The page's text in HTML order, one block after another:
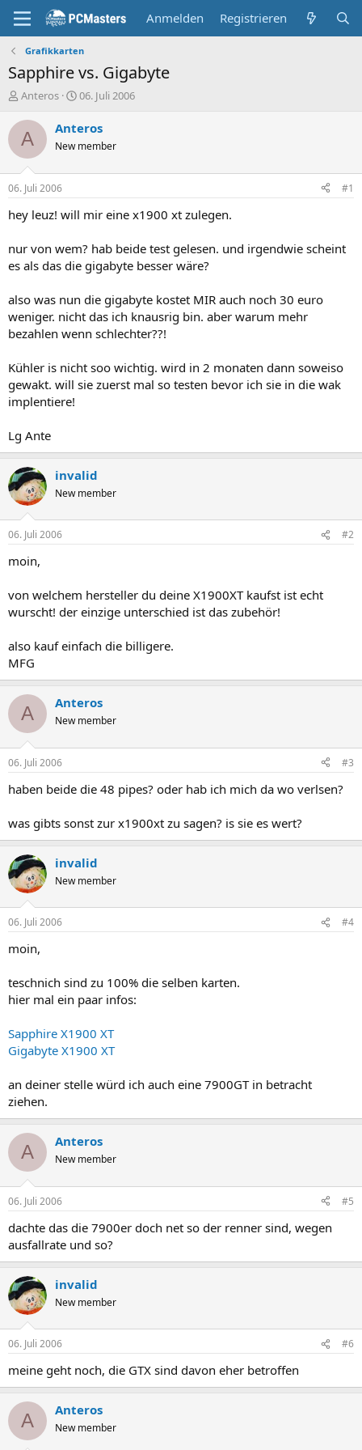
Anmelden Registrieren
Grafikkarten
Sapphire vs. Gigabyte
E
s
t
e
r
Anteros
E
s
e
t
a
06. Juli 2006
A Anteros
New member
06. Juli 2006 #1
hey leuz! will mir eine x1900 xt zulegen.
nur von wem? hab beide test gelesen. und irgendwie scheint
es als das die gigabyte besser wäre?
also was nun die gigabyte kostet MIR auch noch 30 euro
weniger. nicht das ich knausrig bin. aber warum mehr
bezahlen wenn schlechter??!
Kühler is nicht soo wichtig. wird in 2 monaten dann soweiso
gewakt. will sie zuerst mal so testen bevor ich sie in die wak
implentiere!
Lg Ante
invalid
New member
06. Juli 2006 #2
moin,
von welchem hersteller du deine X1900XT kaufst ist echt
wurscht! der einzige unterschied ist das zubehör!
also kauf einfach die billigere.
MFG
A Anteros
New member
06. Juli 2006 #3
haben beide die 48 pipes? oder hab ich mich da wo verlsen?
was gibts sonst zur x1900xt zu sagen? is sie es wert?
invalid
New member
06. Juli 2006 #4
moin,
teschnich sind zu 100% die selben karten.
hier mal ein paar infos:
Sapphire X1900 XT
Gigabyte X1900 XT
an deiner stelle würd ich auch eine 7900GT in betracht
ziehen.
A Anteros
New member
06. Juli 2006 #5
dachte das die 7900er doch net so der renner sind, wegen
ausfallrate und so?
invalid
New member
06. Juli 2006 #6
meine geht noch, die GTX sind davon eher betroffen
A Anteros
New member